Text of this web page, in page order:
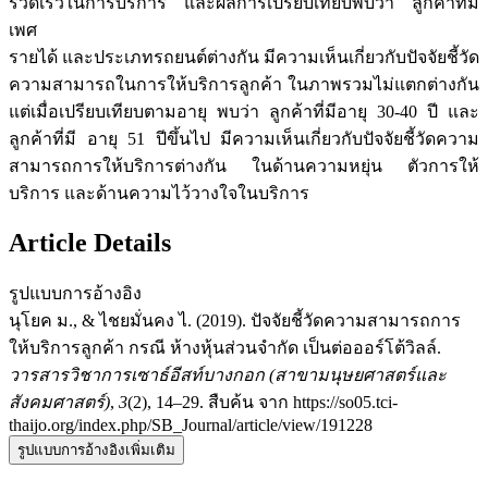
เพศ
รายได้ และประเภทรถยนต์ต่างกัน มีความเห็นเกี่ยวกับปัจจัยชี้วัด
ความสามารถในการให้บริการลูกค้า ในภาพรวมไม่แตกต่างกัน
แต่เมื่อเปรียบเทียบตามอายุ พบว่า ลูกค้าที่มีอายุ 30-40 ปี และ
ลูกค้าที่มี อายุ 51 ปีขึ้นไป มีความเห็นเกี่ยวกับปัจจัยชี้วัดความ
สามารถการให้บริการต่างกัน ในด้านความหยุ่น ตัวการให้
บริการ และด้านความไว้วางใจในบริการ
Article Details
รูปแบบการอ้างอิง
นุโยค ม., & ไชยมั่นคง ไ. (2019). ปัจจัยชี้วัดความสามารถการ
ให้บริการลูกค้า กรณี ห้างหุ้นส่วนจำกัด เป็นต่อออร์โต้วิลล์.
วารสารวิชาการเซาธ์อีสท์บางกอก (สาขามนุษยศาสตร์และ
สังคมศาสตร์), 3(2), 14–29. สืบค้น จาก https://so05.tci-
thaijo.org/index.php/SB_Journal/article/view/191228
รูปแบบการอ้างอิงเพิ่มเติม